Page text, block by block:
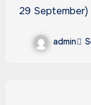
29 September)
admin